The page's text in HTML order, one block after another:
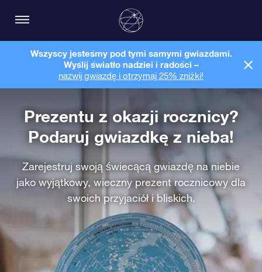
Wszyscy jesteśmy pod tymi samymi gwiazdami.
Wyślij światło nadziei i radości –
nazwij gwiazdę i otrzymaj 25% zniżki!
Prezentu z okazji rocznicy?
Podaruj gwiazdkę z nieba!
Zarejestruj swoją świecącą gwiazdę na niebie
jako wyjątkowy, wieczny prezent rocznicowy dla
swoich przyjaciół i bliskich.